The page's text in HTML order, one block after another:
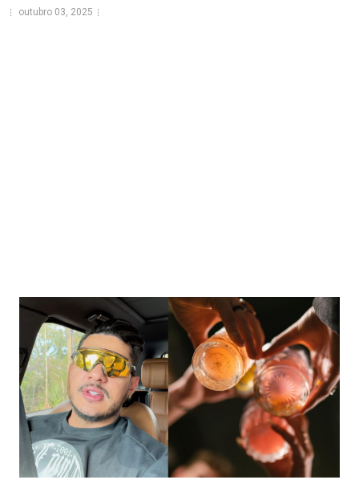
outubro 03, 2025